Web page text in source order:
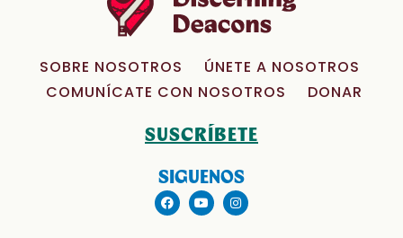
SOBRE NOSOTROS
ÚNETE A NOSOTROS
COMUNÍCATE CON NOSOTROS
DONAR
SUSCRÍBETE
SIGUENOS